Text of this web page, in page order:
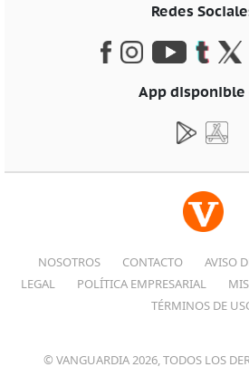
Redes
App disponible
NOSOTROS CONTACTO AVISO
LEGAL
POLÍTICA EMPRESARIAL
TÉRMINOS DE
© VANGUARDIA 2026, TODOS LOS